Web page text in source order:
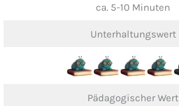
ca. 5-10 Minuten
Unterhaltungswert
Pädagogischer Wert